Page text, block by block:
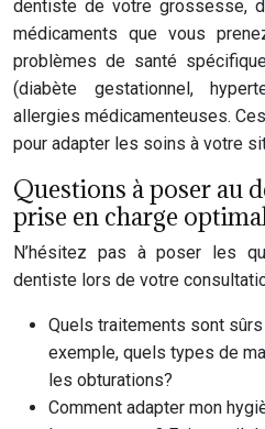
dentiste de votre grossesse,
médicaments que vous
problèmes de santé
(diabète gestationnel,
allergies médicamenteuses.
pour adapter les soins à votre
Questions à poser au
prise en charge
N’hésitez pas à poser les
dentiste lors de votre
Quels traitements sont
exemple, quels types de
les obturations?
Comment adapter mon